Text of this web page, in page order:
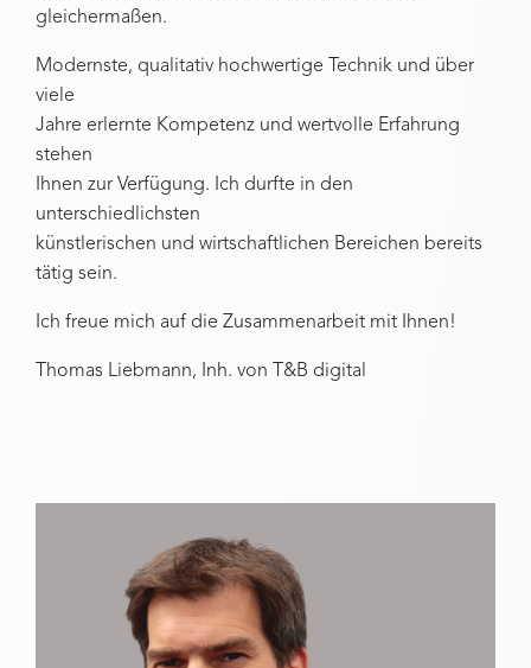
gleichermaßen.
Modernste, qualitativ hochwertige Technik und über
viele
Jahre erlernte Kompetenz und wertvolle Erfahrung
stehen
Ihnen zur Verfügung. Ich durfte in den
unterschiedlichsten
künstlerischen und wirtschaftlichen Bereichen bereits
tätig sein.
Ich freue mich auf die Zusammenarbeit mit Ihnen!
Thomas Liebmann, Inh. von T&B digital